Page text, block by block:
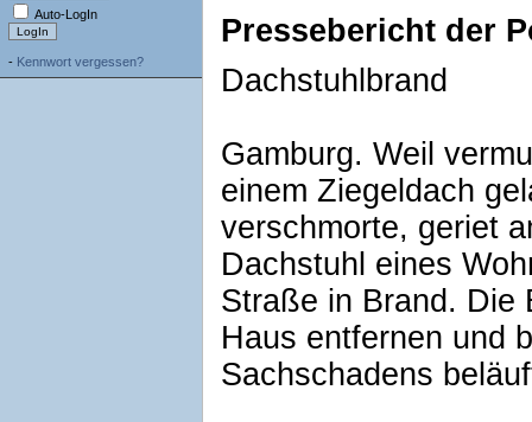
Auto-LogIn
- Kennwort vergessen?
Pressebericht der
Dachstuhlbrand
Gamburg. Weil
einem Ziegeldach
verschmorte, geriet
Dachstuhl eines
Straße in Brand. Die
Haus entfernen und
Sachschadens